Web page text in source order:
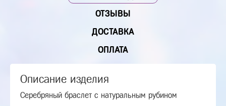
ОТЗЫВЫ
ДОСТАВКА
ОПЛАТА
Описание изделия
Серебряный браслет с натуральным рубином